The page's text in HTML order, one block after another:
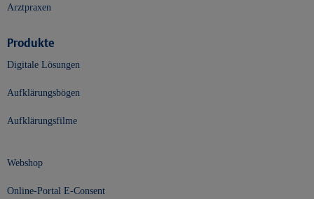
Arztpraxen
Produkte
Digitale Lösungen
Aufklärungsbögen
Aufklärungsfilme
Webshop
Online-Portal E-Consent